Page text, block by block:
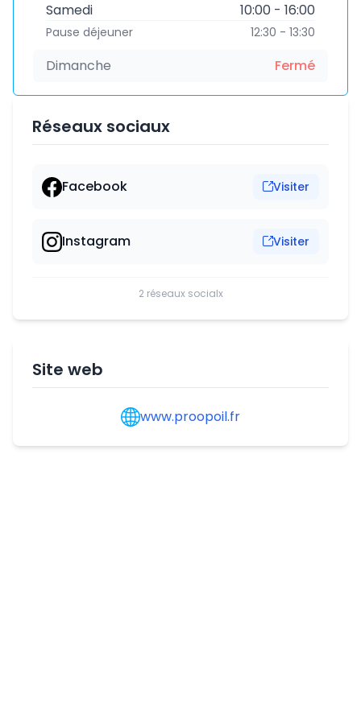
Samedi 10:00 - 16:00
Pause déjeuner 12:30 - 13:30
Dimanche Fermé
Réseaux sociaux
Facebook Visiter
Instagram Visiter
2 réseaux socialx
Site web
www.proopoil.fr